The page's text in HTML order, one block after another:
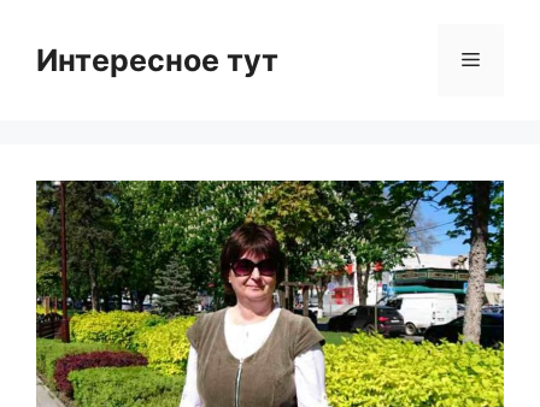
contentИнтересное тут Menu